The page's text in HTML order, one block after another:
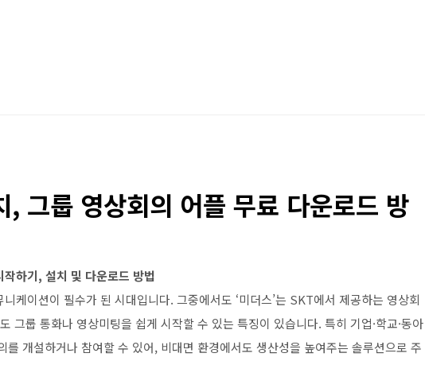
그룹 영상회의 어플 무료 다운로드 방
하기, 설치 및 다운로드 방법
케이션이 필수가 된 시대입니다. 그중에서도 ‘미더스’는 SKT에서 제공하는 영상회
그룹 통화나 영상미팅을 쉽게 시작할 수 있는 특징이 있습니다. 특히 기업·학교·동아
를 개설하거나 참여할 수 있어, 비대면 환경에서도 생산성을 높여주는 솔루션으로 주